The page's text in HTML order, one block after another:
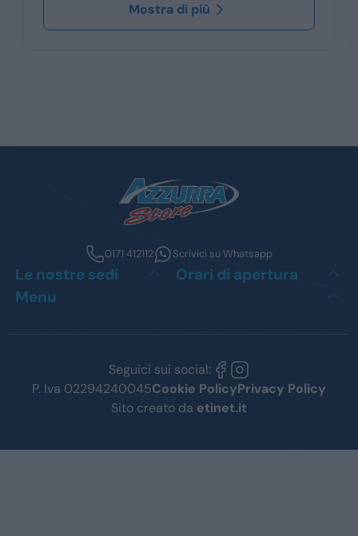
Mostra di più
0171 412112 Scrivici su Whatsapp
Le nostre sedi
Orari di apertura
Menu
Seguici sui social:
P. Iva 02294240045Cookie PolicyPrivacy Policy
Sito creato da etinet.it